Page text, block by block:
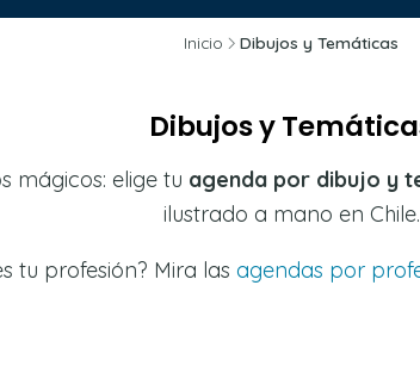
Inicio Dibujos y Temáticas
Dibujos y
mágicos: elige tu agenda por dibujo y
ilustrado a mano en Chile.
tu profesión? Mira las agendas por